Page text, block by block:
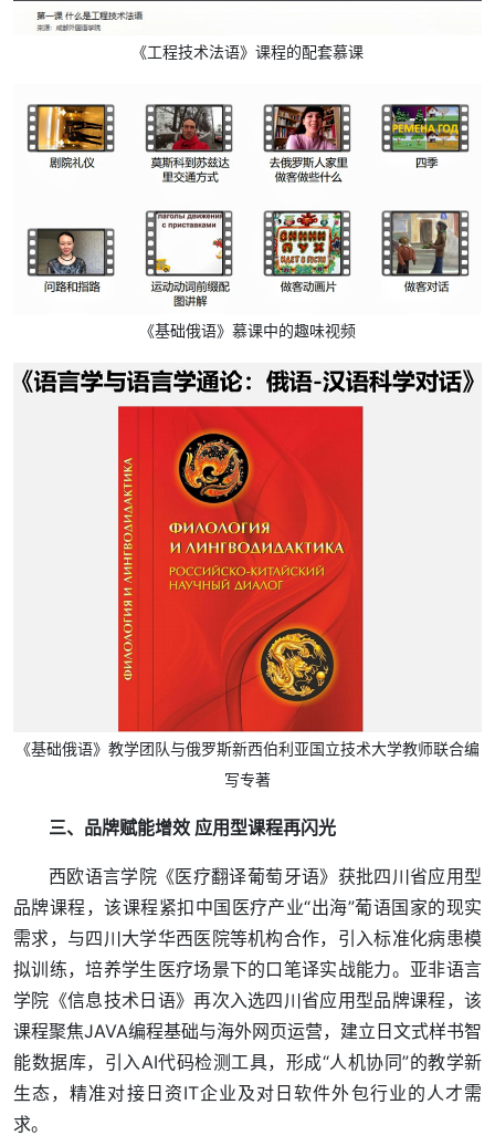
《工程技术法语》课程的配套慕课
《基础俄语》慕课中的趣味视频
《基础俄语》教学团队与俄罗斯新西伯利亚国立技术大学教师联合编
写专著
三、品牌赋能增效 应用型课程再闪光
西欧语言学院《医疗翻译葡萄牙语》获批四川省应用型
品牌课程，该课程紧扣中国医疗产业“出海”葡语国家的现实
需求，与四川大学华西医院等机构合作，引入标准化病患模
拟训练，培养学生医疗场景下的口笔译实战能力。亚非语言
学院《信息技术日语》再次入选四川省应用型品牌课程，该
课程聚焦JAVA编程基础与海外网页运营，建立日文式样书智
能数据库，引入AI代码检测工具，形成“人机协同”的教学新
生态，精准对接日资IT企业及对日软件外包行业的人才需
求。